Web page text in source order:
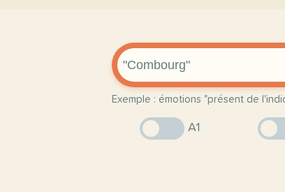
Exemple : émotions "présent de
A1